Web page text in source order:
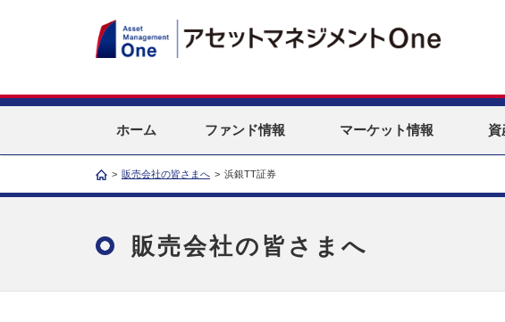
ホーム ファンド情報 マーケット情報 資
> 販売会社の皆さまへ > 浜銀TT証券
販売会社の皆さまへ